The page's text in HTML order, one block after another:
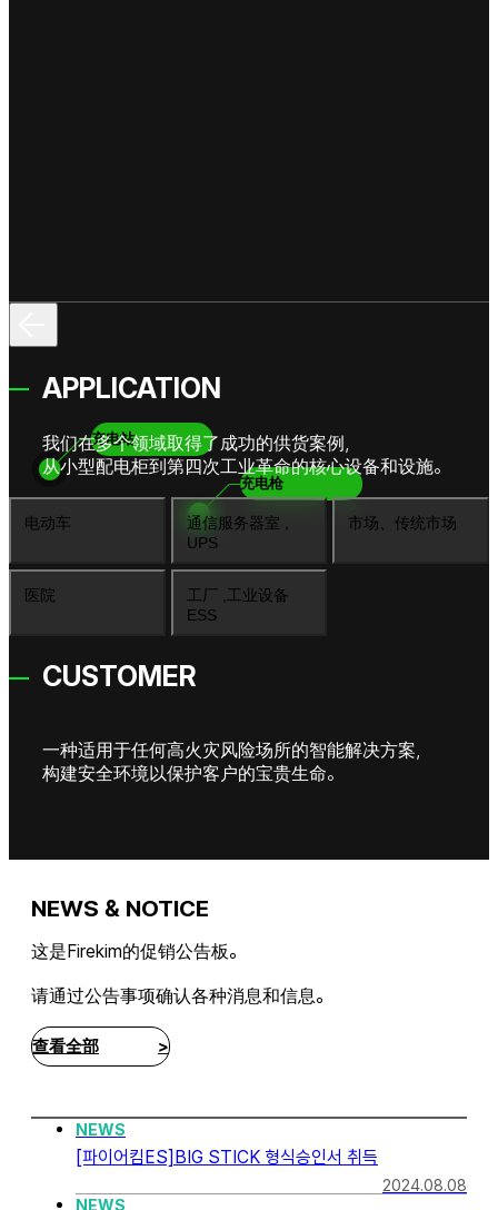
APPLICATION
我们在多个领域取得了成功的供货案例，
从小型配电柜到第四次工业革命的核心设备和设施。
电动车
通信服务器室 ,
UPS
市场、传统市场
医院
工厂 ,工业设备
ESS
充电站
充电枪
CUSTOMER
一种适用于任何高火灾风险场所的智能解决方案，
构建安全环境以保护客户的宝贵生命。
NEWS & NOTICE
这是Firekim的促销公告板。
请通过公告事项确认各种消息和信息。
查看全部 >
NEWS
[파이어킴ES]BIG STICK 형식승인서 취득
2024.08.08
NEWS